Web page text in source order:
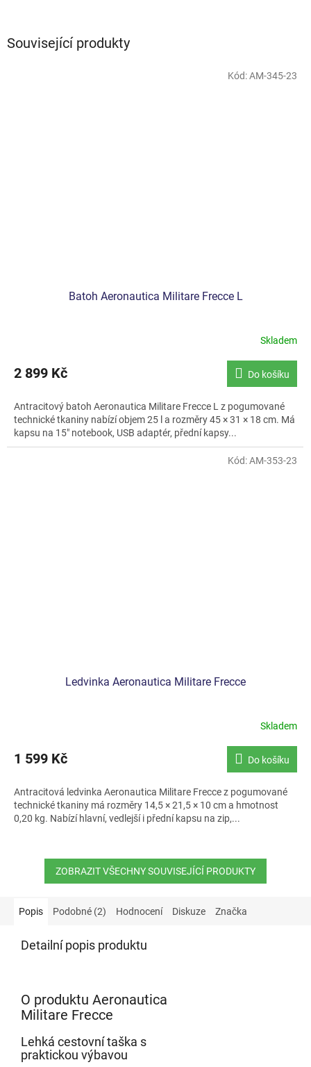
Související produkty
Batoh Aeronautica Militare Frecce L
Skladem
2 899 Kč Do košíku
Antracitový batoh Aeronautica Militare Frecce L z pogumované
technické tkaniny nabízí objem 25 l a rozměry 45 × 31 × 18 cm. Má
kapsu na 15" notebook, USB adaptér, přední kapsy...
Kód:AM-345-23
Ledvinka Aeronautica Militare Frecce
Skladem
1 599 Kč Do košíku
Antracitová ledvinka Aeronautica Militare Frecce z pogumované
technické tkaniny má rozměry 14,5 × 21,5 × 10 cm a hmotnost
0,20 kg. Nabízí hlavní, vedlejší i přední kapsu na zip,...
Kód:AM-353-23
ZOBRAZIT VŠECHNY SOUVISEJÍCÍ PRODUKTY
Popis Podobné (2) Hodnocení Diskuze Značka
Detailní popis produktu
O produktu Aeronautica
Militare Frecce
Lehká cestovní taška s
praktickou výbavou